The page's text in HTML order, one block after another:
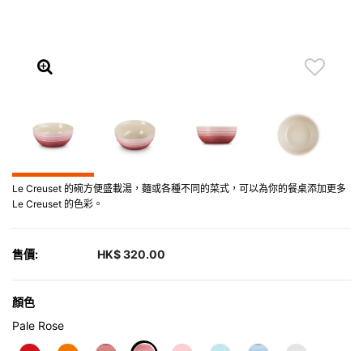
Le Creuset 的碗方便盛載湯，麵或各種不同的菜式，可以為你的餐桌添加更多
Le Creuset 的色彩。
售價: HK$ 320.00
顏色
Pale Rose